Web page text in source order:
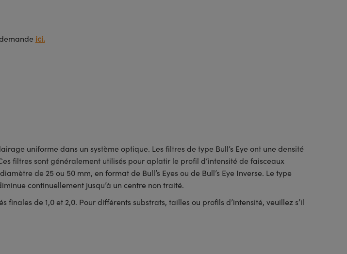
ici.
uniforme dans un système optique. Les filtres de type Bull’s Eye ont une densité
filtres sont généralement utilisés pour aplatir le profil d’intensité de faisceaux
de 25 ou 50 mm, en format de Bull’s Eyes ou de Bull’s Eye Inverse. Le type
continuellement jusqu’à un centre non traité.
de 1,0 et 2,0. Pour différents substrats, tailles ou profils d’intensité, veuillez s’il